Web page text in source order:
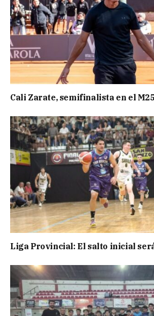
Cali Zarate, semifinalista en el
Liga Provincial: El salto inicial